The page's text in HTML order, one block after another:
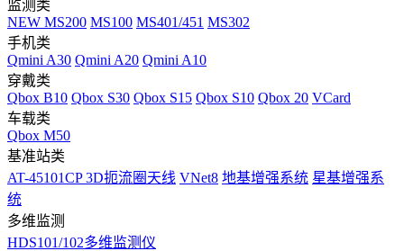
监测类
NEW MS200 MS100 MS401/451 MS302
手机类
Qmini A30 Qmini A20 Qmini A10
穿戴类
Qbox B10 Qbox S30 Qbox S15 Qbox S10 Qbox 20 VCard
车载类
Qbox M50
基准站类
AT-45101CP 3D扼流圈天线 VNet8 地基增强系统 星基增强系
统
多维监测
HDS101/102多维监测仪